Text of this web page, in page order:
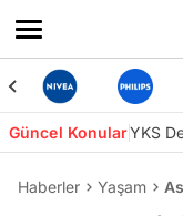
Güncel KonularYKS
Haberler Yaşam